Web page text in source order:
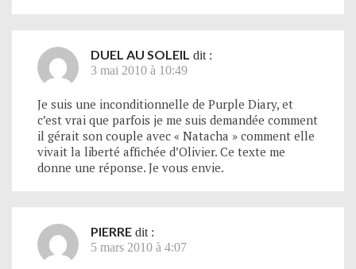
DUEL AU SOLEIL dit :
3 mai 2010 à 10:49
Je suis une inconditionnelle de Purple Diary, et
c’est vrai que parfois je me suis demandée comment
il gérait son couple avec « Natacha » comment elle
vivait la liberté affichée d’Olivier. Ce texte me
donne une réponse. Je vous envie.
PIERRE dit :
5 mars 2010 à 4:07